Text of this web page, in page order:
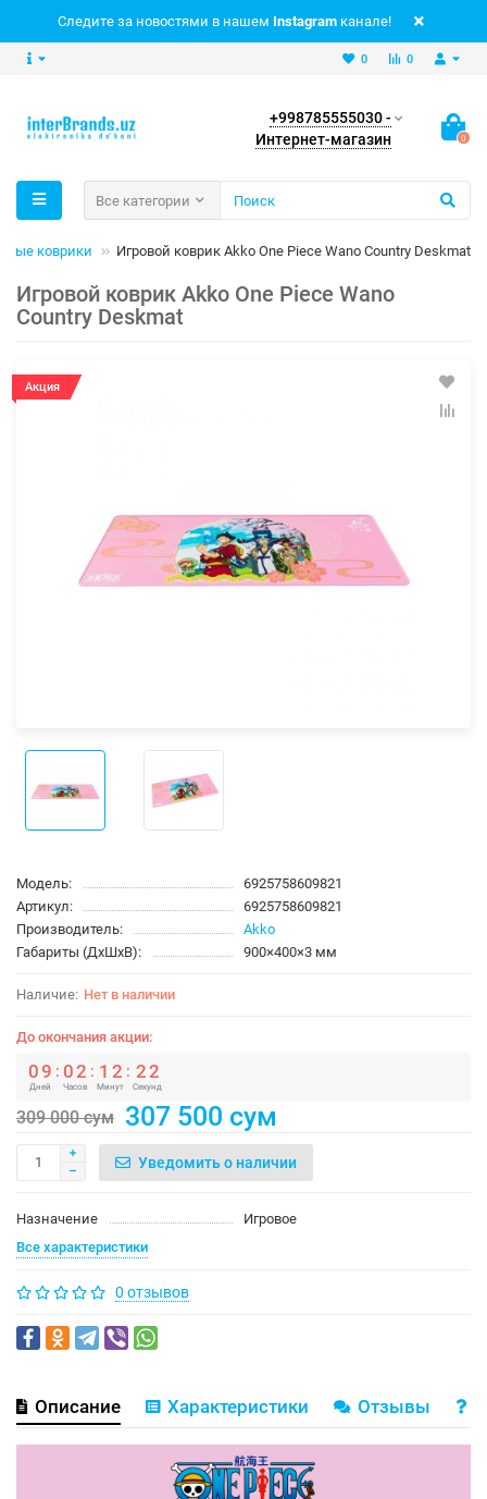
Следите за новостями в нашем Instagram канале!
0
0
+998785555030 -
Интернет-магазин
0
Все категории
коврики Игровой коврик Akko One Piece Wano Country Deskmat
Игровой коврик Akko One Piece Wano
Country Deskmat
Акция
Модель:
6925758609821
Артикул:
6925758609821
Производитель:
Akko
Габариты (ДхШхВ):
900×400×3 мм
Нет в наличии
До окончания акции:
09
Дней
: 02
Часов
: 1 2
Минут
: 21
Секунд
309 000 сум 307 500 сум
Уведомить о наличии
Назначение
Игровое
Все характеристики
0 отзывов
Описание Характеристики Отзывы